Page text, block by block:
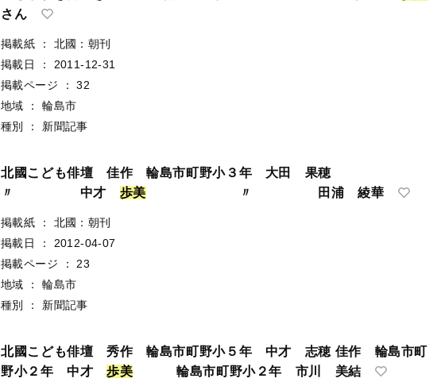
さん
掲載紙 ：
北國：朝刊
掲載日
：
2011-12-31
掲載ページ
：
32
地域
：
輪島市
種別
： 新聞記事
北國こども俳壇 佳作 輪島市町野小３年 大田 果穂
〃 中才 歩美 〃 田浦 綾華
掲載紙 ：
北國：朝刊
掲載日
：
2012-04-07
掲載ページ
：
23
地域
：
輪島市
種別
： 新聞記事
北國こども俳壇 秀作 輪島市町野小５年 中才 志穂 佳作 輪島市町
野小２年 中才歩美 輪島市町野小２年 市川 美結